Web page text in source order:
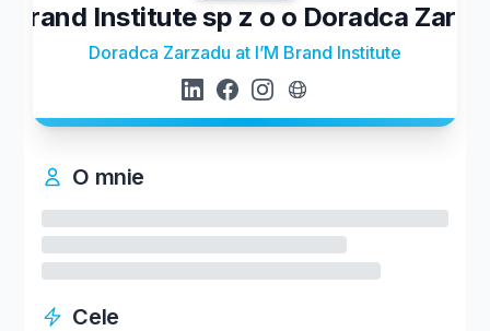
Brand Institute sp z o o Doradca
Doradca Zarzadu at I’M Brand Institute
O mnie
Cele